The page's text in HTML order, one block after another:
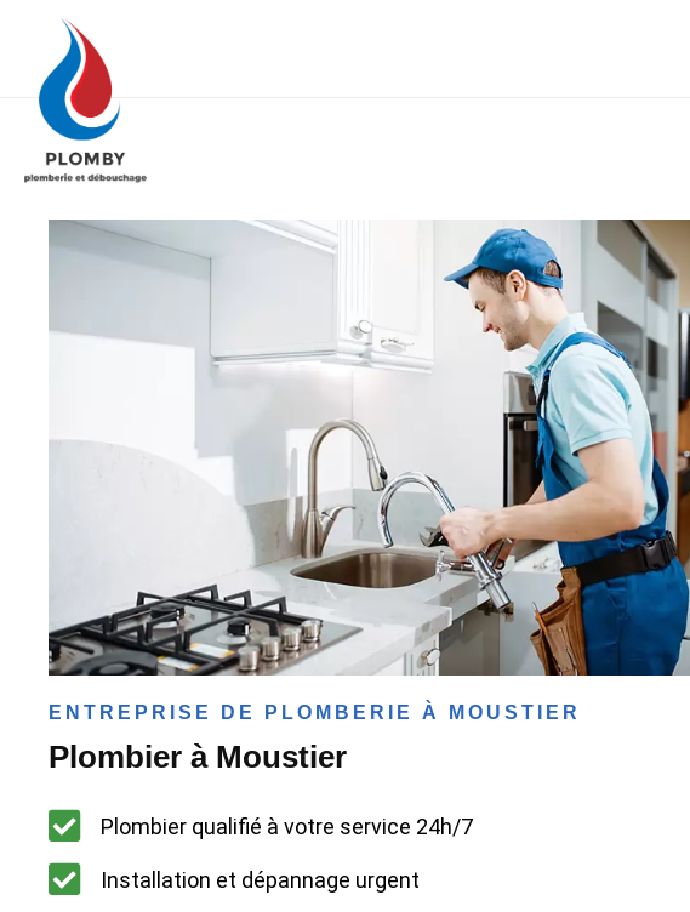
ENTREPRISE DE PLOMBERIE À MOUSTIER
Plombier à Moustier
Plombier qualifié à votre service 24h/7
Installation et dépannage urgent